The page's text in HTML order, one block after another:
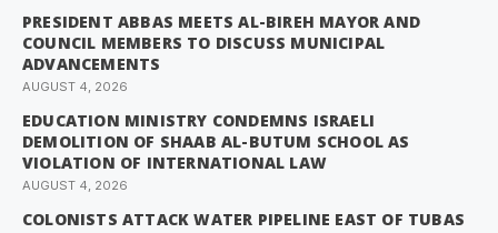
PRESIDENT ABBAS MEETS AL-BIREH MAYOR AND
COUNCIL MEMBERS TO DISCUSS MUNICIPAL
ADVANCEMENTS
AUGUST 4, 2026
EDUCATION MINISTRY CONDEMNS ISRAELI
DEMOLITION OF SHAAB AL-BUTUM SCHOOL AS
VIOLATION OF INTERNATIONAL LAW
AUGUST 4, 2026
COLONISTS ATTACK WATER PIPELINE EAST OF TUBAS